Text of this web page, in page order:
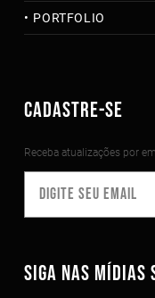
PORTFOLIO
CADASTRE-SE
Receba atualizações por
SIGA NAS MÍDIAS